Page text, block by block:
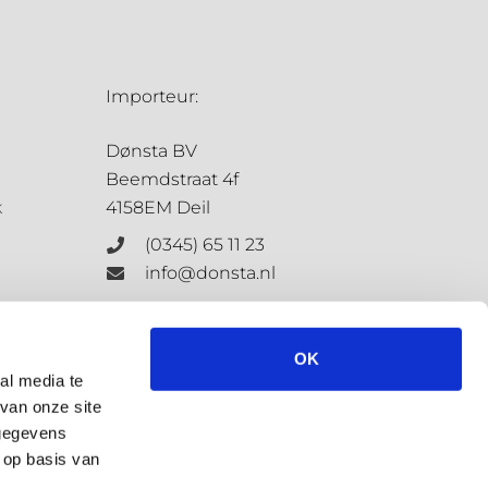
media te
onze site
basis van
OK
Importeur:
Dønsta BV
Beemdstraat 4f
4158EM Deil
(0345) 65 11 23
info@donsta.nl
Contactformulier